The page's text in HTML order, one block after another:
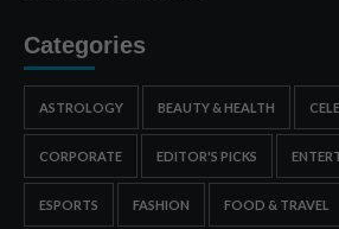
Categories
ASTROLOGY BEAUTY & HEALTH
CORPORATE EDITOR'S PICKS
ESPORTS FASHION FOOD & TRAVEL